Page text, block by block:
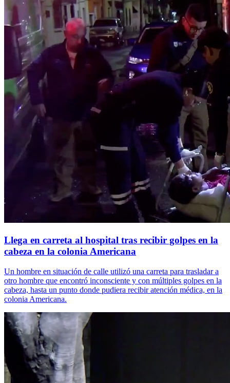
Llega en carreta al hospital tras recibir golpes en la
cabeza en la colonia Americana
Un hombre en situación de calle utilizó una carreta para trasladar a
otro hombre que encontró inconsciente y con múltiples golpes en la
cabeza, hasta un punto donde pudiera recibir atención médica, en la
colonia Americana.